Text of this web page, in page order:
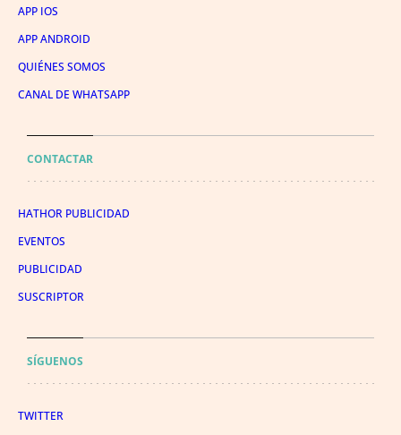
APP IOS
APP ANDROID
QUIÉNES SOMOS
CANAL DE WHATSAPP
CONTACTAR
HATHOR PUBLICIDAD
EVENTOS
PUBLICIDAD
SUSCRIPTOR
SÍGUENOS
TWITTER